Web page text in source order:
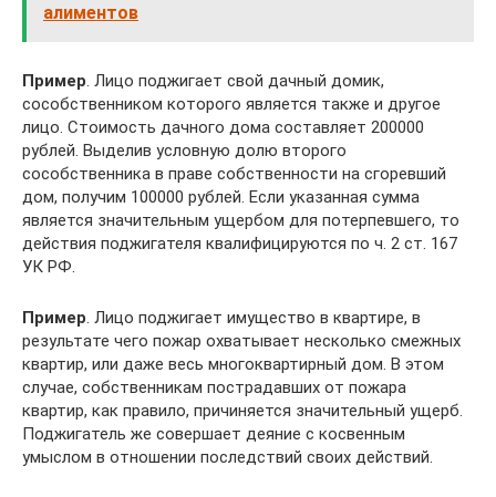
алиментов
Пример. Лицо поджигает свой дачный домик,
сособственником которого является также и другое
лицо. Стоимость дачного дома составляет 200000
рублей. Выделив условную долю второго
сособственника в праве собственности на сгоревший
дом, получим 100000 рублей. Если указанная сумма
является значительным ущербом для потерпевшего, то
действия поджигателя квалифицируются по ч. 2 ст. 167
УК РФ.
Пример. Лицо поджигает имущество в квартире, в
результате чего пожар охватывает несколько смежных
квартир, или даже весь многоквартирный дом. В этом
случае, собственникам пострадавших от пожара
квартир, как правило, причиняется значительный ущерб.
Поджигатель же совершает деяние с косвенным
умыслом в отношении последствий своих действий.